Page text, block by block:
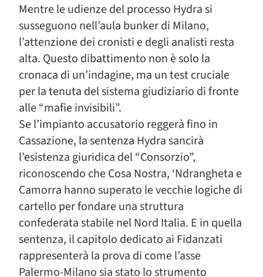
Mentre le udienze del processo Hydra si
susseguono nell’aula bunker di Milano,
l’attenzione dei cronisti e degli analisti resta
alta. Questo dibattimento non è solo la
cronaca di un’indagine, ma un test cruciale
per la tenuta del sistema giudiziario di fronte
alle “mafie invisibili”.
Se l’impianto accusatorio reggerà fino in
Cassazione, la sentenza Hydra sancirà
l’esistenza giuridica del “Consorzio”,
riconoscendo che Cosa Nostra, ‘Ndrangheta e
Camorra hanno superato le vecchie logiche di
cartello per fondare una struttura
confederata stabile nel Nord Italia. E in quella
sentenza, il capitolo dedicato ai Fidanzati
rappresenterà la prova di come l’asse
Palermo-Milano sia stato lo strumento